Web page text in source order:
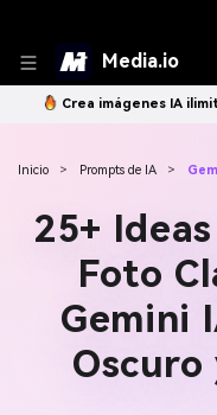
Media.io
Crea imágenes IA
Inicio > Prompts de IA >
25+
Foto
Gemini